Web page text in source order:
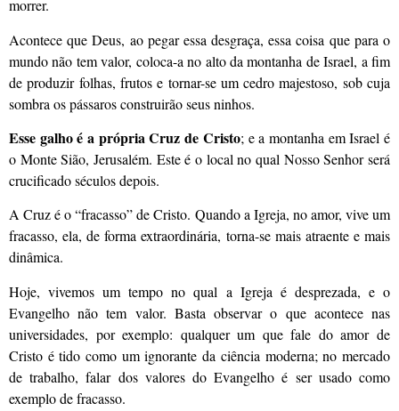
morrer.
Acontece que Deus, ao pegar essa desgraça, essa coisa que para o
mundo não tem valor, coloca-a no alto da montanha de Israel, a fim
de produzir folhas, frutos e tornar-se um cedro majestoso, sob cuja
sombra os pássaros construirão seus ninhos.
Esse galho é a própria Cruz de Cristo; e a montanha em Israel é
o Monte Sião, Jerusalém. Este é o local no qual Nosso Senhor será
crucificado séculos depois.
A Cruz é o “fracasso” de Cristo. Quando a Igreja, no amor, vive um
fracasso, ela, de forma extraordinária, torna-se mais atraente e mais
dinâmica.
Hoje, vivemos um tempo no qual a Igreja é desprezada, e o
Evangelho não tem valor. Basta observar o que acontece nas
universidades, por exemplo: qualquer um que fale do amor de
Cristo é tido como um ignorante da ciência moderna; no mercado
de trabalho, falar dos valores do Evangelho é ser usado como
exemplo de fracasso.